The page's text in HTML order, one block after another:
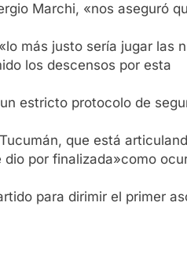
Marchi, «nos aseguró
más justo sería jugar las
los descensos por esta
estricto protocolo de
que está
por finalizada»como
para dirimir el primer